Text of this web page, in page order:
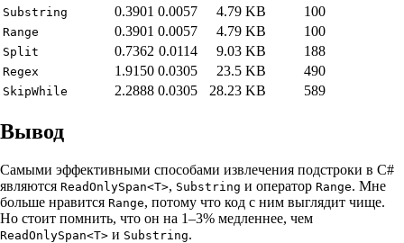
Substring 0.3901 0.0057 4.79 KB 100
Range 0.3901 0.0057 4.79 KB 100
Split 0.7362 0.0114 9.03 KB 188
Regex 1.9150 0.0305 23.5 KB 490
SkipWhile 2.2888 0.0305 28.23 KB 589
Вывод
Самыми эффективными способами извлечения подстроки в C#
являются ReadOnlySpan<T>, Substring и оператор Range. Мне
больше нравится Range, потому что код с ним выглядит чище.
Но стоит помнить, что он на 1–3% медленнее, чем
ReadOnlySpan<T> и Substring.